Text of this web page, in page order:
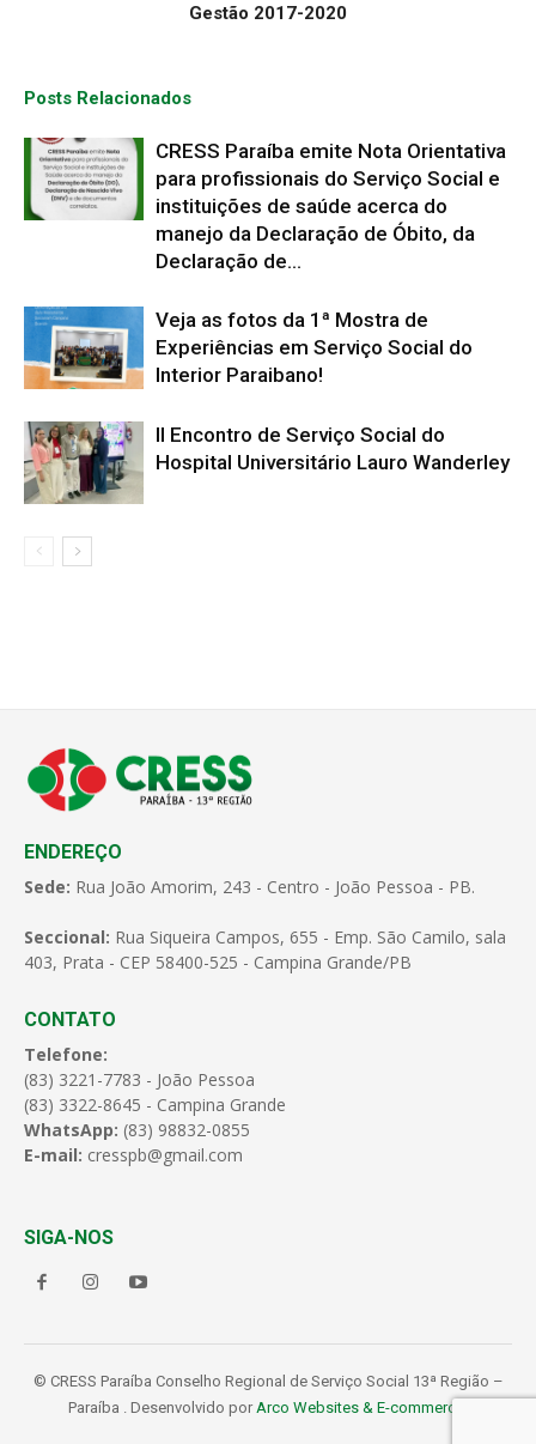
Gestão 2017-2020
Posts Relacionados
CRESS Paraíba emite Nota Orientativa
para profissionais do Serviço Social e
instituições de saúde acerca do
manejo da Declaração de Óbito, da
Declaração de...
Veja as fotos da 1ª Mostra de
Experiências em Serviço Social do
Interior Paraibano!
II Encontro de Serviço Social do
Hospital Universitário Lauro Wanderley
ENDEREÇO
Sede: Rua João Amorim, 243 - Centro - João Pessoa - PB.
Seccional: Rua Siqueira Campos, 655 - Emp. São Camilo, sala
403, Prata - CEP 58400-525 - Campina Grande/PB
CONTATO
Telefone:
(83) 3221-7783 - João Pessoa
(83) 3322-8645 - Campina Grande
WhatsApp: (83) 98832-0855
E-mail: cresspb@gmail.com
SIGA-NOS
© CRESS Paraíba Conselho Regional de Serviço Social 13ª Região –
Paraíba . Desenvolvido por Arco Websites & E-commerce